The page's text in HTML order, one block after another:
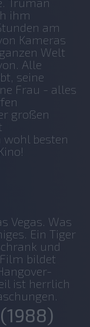
ihm
am
Kameras
Welt
Alle
seine
Frau - alles
großen
besten
Vegas. Was
Ein Tiger
und
bildet
ist herrlich